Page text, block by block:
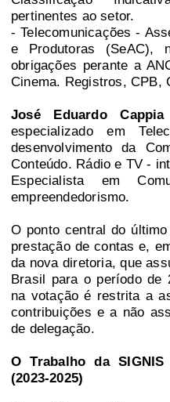
pertinentes ao setor.
- Telecomunicações -
e Produtoras (SeAC),
obrigações perante a
Cinema. Registros, CPB,
José Eduardo Cappia
especializado em
desenvolvimento da
Conteúdo. Rádio e TV -
Especialista em
empreendedorismo.
O ponto central do
prestação de contas e,
da nova diretoria, que
Brasil para o período de
na votação é restrita a
contribuições e a não
de delegação.
O Trabalho da
(2023-2025)